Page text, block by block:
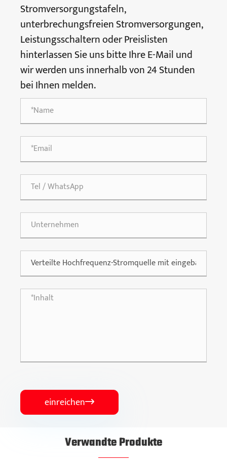
Stromversorgungstafeln,
unterbrechungsfreien Stromversorgungen,
Leistungsschaltern oder Preislisten
hinterlassen Sie uns bitte Ihre E-Mail und
wir werden uns innerhalb von 24 Stunden
bei Ihnen melden.
einreichen
Verwandte Produkte